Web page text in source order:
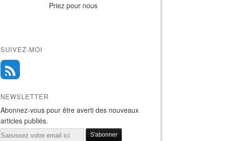
Priez pour nous
SUIVEZ-MOI
NEWSLETTER
Abonnez-vous pour être averti des nouveaux
articles publiés.
Email